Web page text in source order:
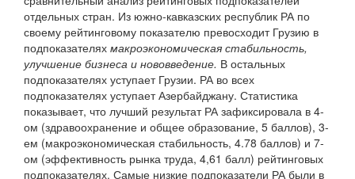
отдельных стран. Из южно-кавказских республик РА по
своему рейтинговому показателю превосходит Грузию в
подпоказателях макроэкономическая стабильность,
улучшение бизнеса и нововведение. В остальных
подпоказателях уступает Грузии. РА во всех
подпоказателях уступает Азербайджану. Статистика
показывает, что лучший результат РА зафиксировала в 4-
ом (здравоохранение и общее образование, 5 баллов), 3-
ем (макроэкономическая стабильность, 4.78 баллов) и 7-
ом (эффективность рынка труда, 4,61 балл) рейтинговых
подпоказателях. Самые низкие подпоказатели РА были в